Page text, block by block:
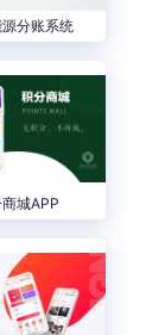
分账系统
城APP